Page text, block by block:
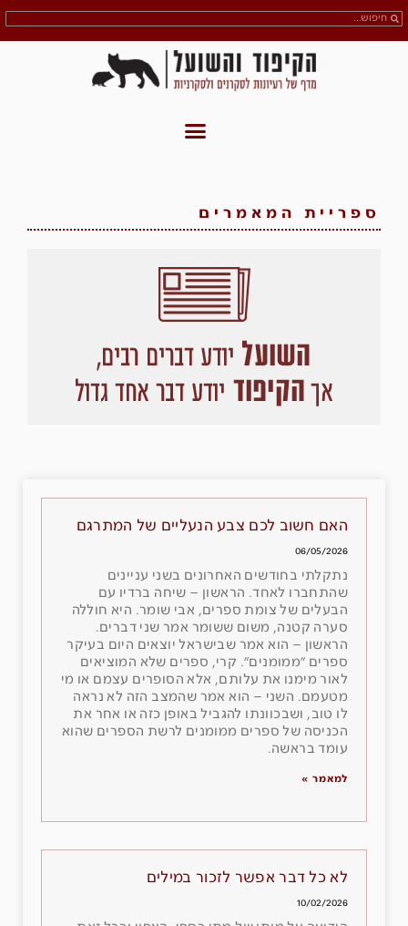
ספריית המאמרים
האם חשוב לכם צבע הנעליים של המתרגם
06/05/2026
נתקלתי בחודשים האחרונים בשני עניינים
שהתחברו לאחד. הראשון – שיחה ברדיו עם
הבעלים של צומת ספרים, אבי שומר. היא חוללה
סערה קטנה, משום ששומר אמר שני דברים.
הראשון – הוא אמר שבישראל יוצאים היום בעיקר
ספרים ״ממומנים״. קרי, ספרים שלא המוציאים
לאור מימנו את עלותם, אלא הסופרים עצמם או מי
מטעמם. השני – הוא אמר שהמצב הזה לא נראה
לו טוב, ושבכוונתו להגביל באופן כזה או אחר את
הכניסה של ספרים ממומנים לרשת הספרים שהוא
עומד בראשה.
למאמר »
לא כל דבר אפשר לזכור במילים
10/02/2026